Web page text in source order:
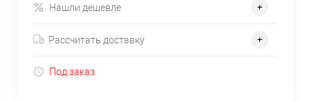
Нашли дешевле
Рассчитать доставку
Под заказ